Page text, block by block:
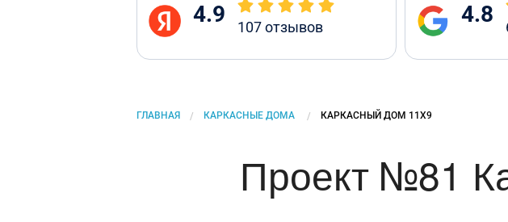
4.9 107отзывов 4.8
ГЛАВНАЯ КАРКАСНЫЕ ДОМА CURRENT:
КАРКАСНЫЙ ДОМ 11Х9
Проект №81